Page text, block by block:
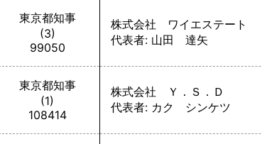
東京都知事
(3)
99050
株式会社 ワイエステート
代表者: 山田 達矢
東京都知事
(1)
108414
株式会社 Ｙ．Ｓ．Ｄ
代表者: カク シンケツ